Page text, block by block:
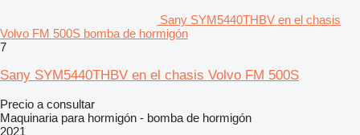
Sany SYM5440THBV en el chasis
Volvo FM 500S bomba de hormigón
7
Sany SYM5440THBV en el chasis Volvo FM 500S
Precio a consultar
Maquinaria para hormigón - bomba de hormigón
2021